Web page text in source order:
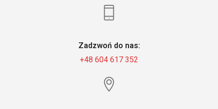
Zadzwoń do nas:
+48 604 617 352